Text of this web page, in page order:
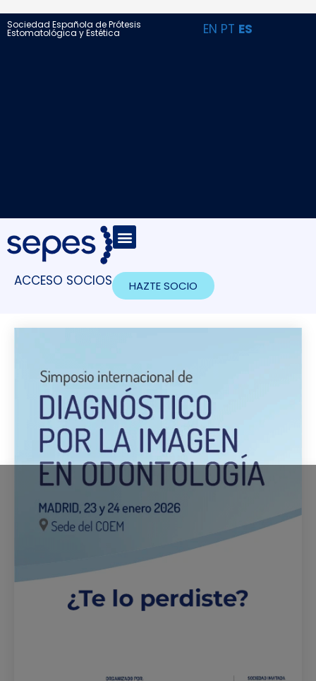
Sociedad Española de Prótesis
Estomatológica y Estética EN PT ES
ACCESO SOCIOS HAZTE SOCIO